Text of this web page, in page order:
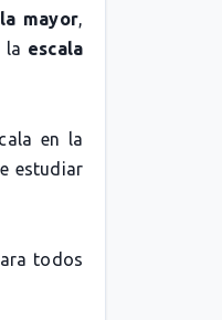
mayor,
la escala
en la
estudiar
todos